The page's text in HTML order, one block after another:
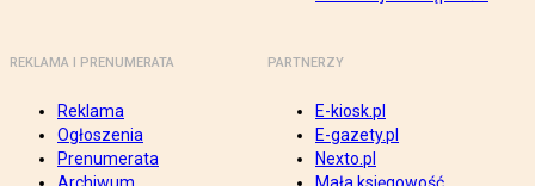
REKLAMA I PRENUMERATA
Reklama
Ogłoszenia
Prenumerata
PARTNERZY
E-kiosk.pl
E-gazety.pl
Nexto.pl